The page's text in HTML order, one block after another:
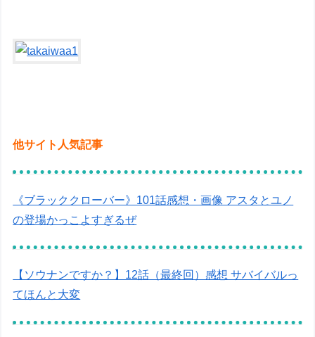
他サイト人気記事
《ブラッククローバー》101話感想・画像 アスタとユノ
の登場かっこよすぎるぜ
【ソウナンですか？】12話（最終回）感想 サバイバルっ
てほんと大変